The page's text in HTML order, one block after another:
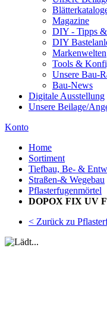
Magazine
DIY - Tipps
DIY
Markenwelten
Tools &
Unsere Bau-
Bau-News
Digitale Ausstellung
Unsere Beilage/
Konto
Home
Sortiment
Tiefbau, Be- &
Straßen-& Wegebau
Pflasterfugenmörtel
DOPOX FIX UV
< Zurück zu